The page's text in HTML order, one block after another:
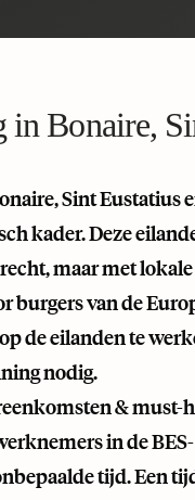
in Bonaire,
Sint Eustatius
kader. Deze
maar met
burgers van de
de eilanden te
nodig.
& must-
in de
tijd. Een